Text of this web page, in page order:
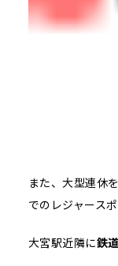
また、大型連休
でのレジャース
大宮駅近隣に鉄